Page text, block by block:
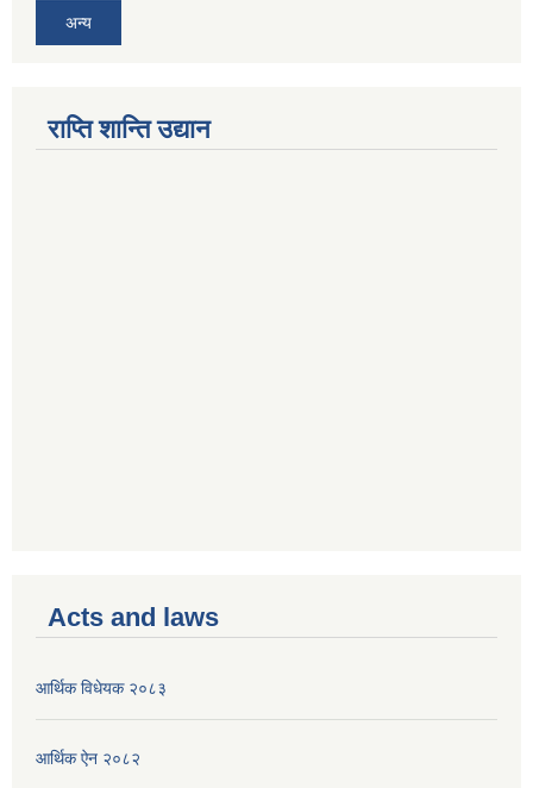
अन्य
राप्ति शान्ति उद्यान
Acts and laws
आर्थिक विधेयक २०८३
आर्थिक ऐन २०८२